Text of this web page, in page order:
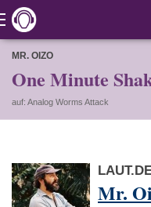
MR. OIZO
One Minute
auf: Analog Worms Attack
Mr.